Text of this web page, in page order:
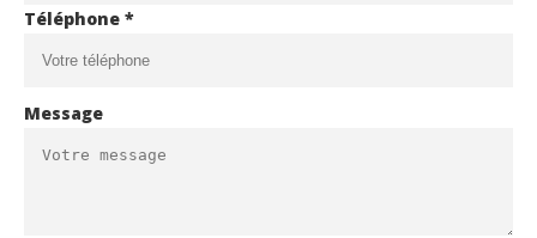
Téléphone *
Message